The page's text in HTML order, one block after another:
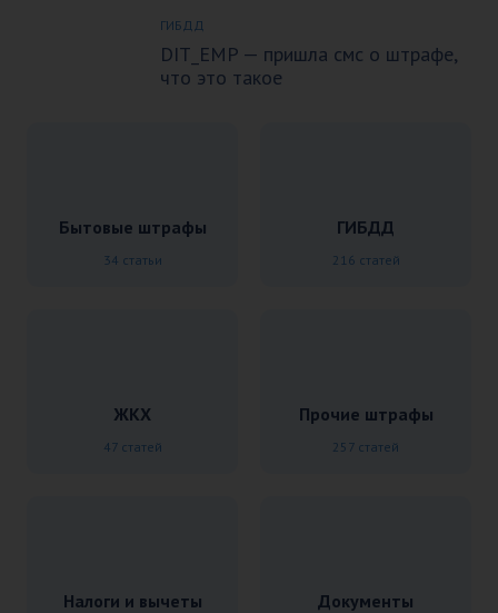
ГИБДД
DIT_EMP — пришла смс о штрафе,
что это такое
Бытовые штрафы
34 статьи
ГИБДД
216 статей
ЖКХ
47 статей
Прочие штрафы
257 статей
Налоги и вычеты Документы